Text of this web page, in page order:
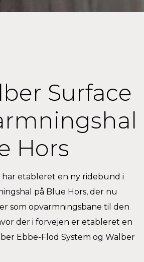
Surface
Hors
etableret en ny ridebund i
på Blue Hors, der nu
som opvarmningsbane til den
der i forvejen er etableret en
Ebbe-Flod System og Walber